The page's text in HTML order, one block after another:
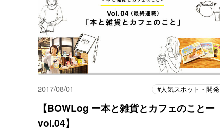
2017/08/01 人気スポット・開発
【BOWLog ー本と雑貨とカフェのことー
vol.04】